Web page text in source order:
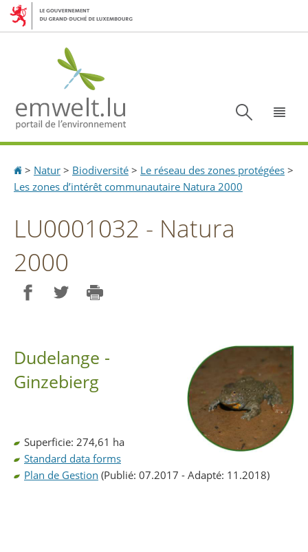
Aller
Aller
Accueil
> Natur > Biodiversité > Le réseau des zones protégées >
Les zones d’intérêt communautaire Natura 2000
LU0001032 - Natura
2000
Dudelange -
Ginzebierg
Superficie: 274,61 ha
Standard data forms
Plan de Gestion (Publié: 07.2017 - Adapté: 11.2018)